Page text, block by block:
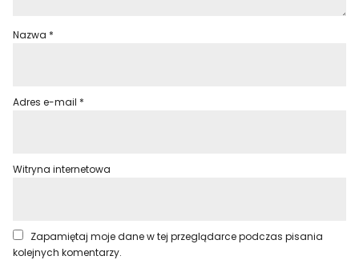
Nazwa *
Adres e-mail *
Witryna internetowa
Zapamiętaj moje dane w tej przeglądarce podczas pisania
kolejnych komentarzy.